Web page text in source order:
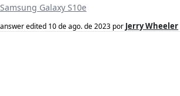
Samsung Galaxy S10e
answer edited 10 de ago. de 2023 por Jerry Wheeler